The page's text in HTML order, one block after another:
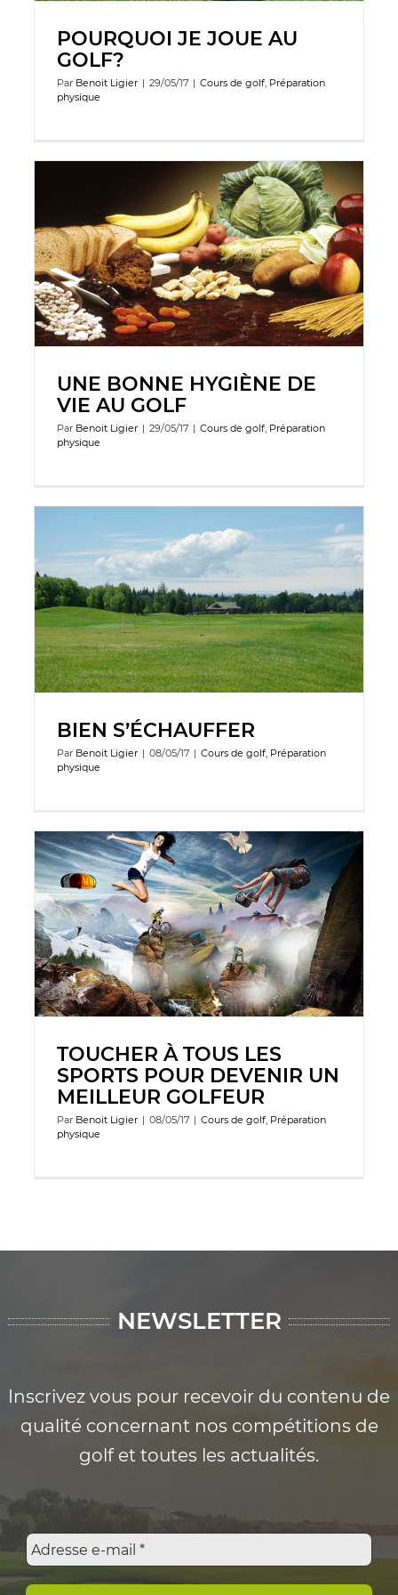
POURQUOI JE JOUE AU
GOLF?
Par Benoit Ligier | 29/05/17 | Cours de golf, Préparation
physique
UNE BONNE HYGIÈNE DE
VIE AU GOLF
Par Benoit Ligier | 29/05/17 | Cours de golf, Préparation
physique
BIEN S’ÉCHAUFFER
Par Benoit Ligier | 08/05/17 | Cours de golf, Préparation
physique
TOUCHER À TOUS LES
SPORTS POUR DEVENIR UN
MEILLEUR GOLFEUR
Par Benoit Ligier | 08/05/17 | Cours de golf, Préparation
physique
NEWSLETTER
Inscrivez vous pour recevoir du contenu de
qualité concernant nos compétitions de
golf et toutes les actualités.